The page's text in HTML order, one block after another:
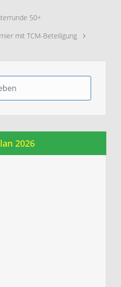
50+
mit TCM-Beteiligung
2026